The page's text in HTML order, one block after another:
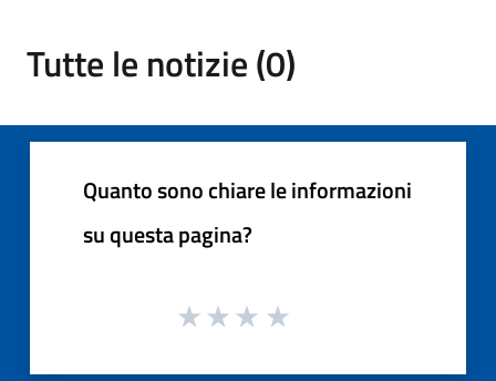
Tutte le notizie (0)
Quanto sono chiare le informazioni
su questa pagina?